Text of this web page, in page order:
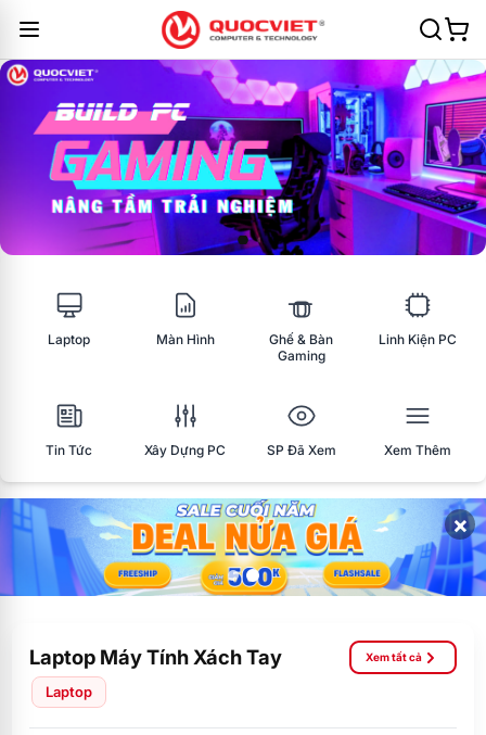
Laptop Màn Hình
Ghế & Bàn
Gaming
Linh Kiện PC
Tin Tức Xây Dựng PC SP Đã Xem Xem Thêm
×
Laptop Máy Tính Xách Tay Xem tất cả
Laptop